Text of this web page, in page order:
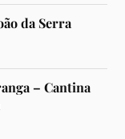
da Serra
– Cantina